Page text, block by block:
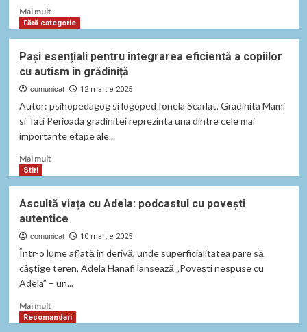
tipuri,
sfaturi
pentru
o
perfectă
Mai multRead
more
Fresh:
Hainuțe
pentru
Bebeluși
Fără categorie
Pași esențiali pentru integrarea eficientă a copiilor
cu autism în grădiniță
comunicat 12 martie 2025
Autor: psihopedagog si logoped Ionela Scarlat, Gradinita Mami
si Tati Perioada gradinitei reprezinta una dintre cele mai
importante etape ale...
Mai multRead
esențiali
pentru
integrarea
eficientă
copiilor
cu
în
grădiniță
Stiri
Ascultă viața cu Adela: podcastul cu povești
autentice
comunicat 10 martie 2025
Într-o lume aflată în derivă, unde superficialitatea pare să
câștige teren, Adela Hanafi lansează „Povești nespuse cu
Adela” – un...
Mai multRead
more
Recomandari